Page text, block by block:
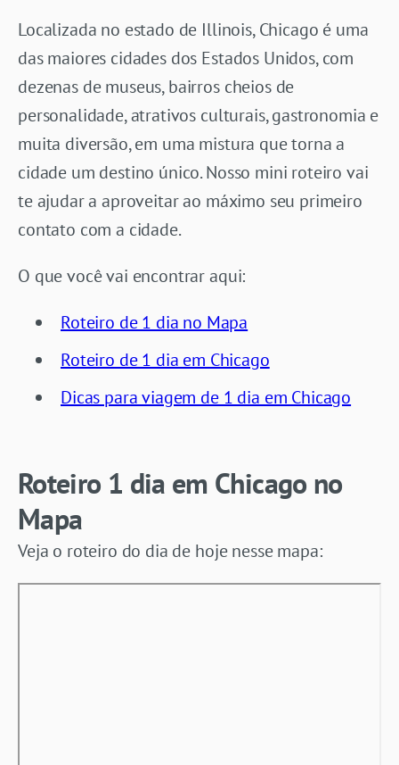
Localizada no estado de Illinois, Chicago é uma
das maiores cidades dos Estados Unidos, com
dezenas de museus, bairros cheios de
personalidade, atrativos culturais, gastronomia e
muita diversão, em uma mistura que torna a
cidade um destino único. Nosso mini roteiro vai
te ajudar a aproveitar ao máximo seu primeiro
contato com a cidade.
O que você vai encontrar aqui:
Roteiro de 1 dia no Mapa
Roteiro de 1 dia em Chicago
Dicas para viagem de 1 dia em Chicago
Roteiro 1 dia em Chicago no
Mapa
Veja o roteiro do dia de hoje nesse mapa: